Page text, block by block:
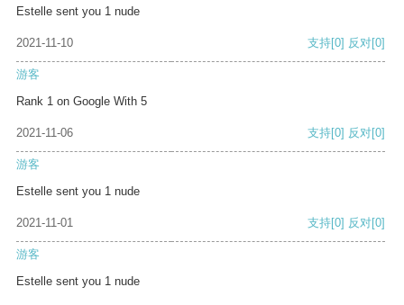
Estelle sent you 1 nude
2021-11-10 支持[0] 反对[0]
游客
Rank 1 on Google With 5
2021-11-06 支持[0] 反对[0]
游客
Estelle sent you 1 nude
2021-11-01 支持[0] 反对[0]
游客
Estelle sent you 1 nude